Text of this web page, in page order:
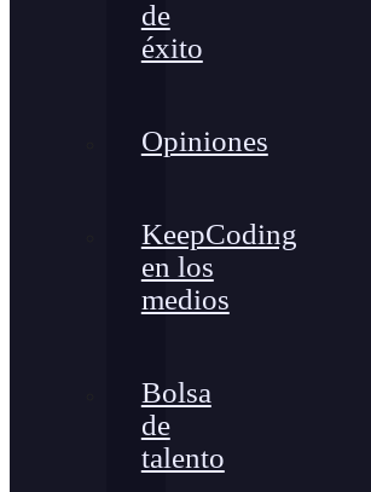
de
éxito
Opiniones
KeepCoding
en los
medios
Bolsa
de
talento